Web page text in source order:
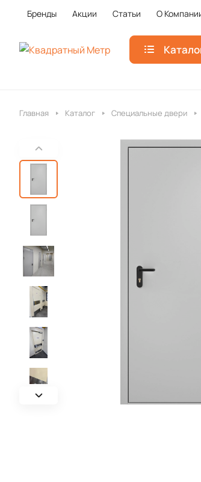
Бренды Акции Статьи О
Главная Каталог Специальные двери